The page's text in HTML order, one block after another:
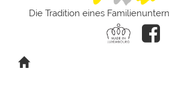
Die Tradition eines